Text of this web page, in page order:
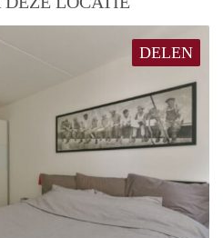
DELEN